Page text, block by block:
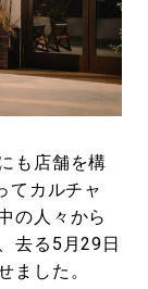
も店舗を構
てカルチャ
の人々から
去る5月29日
ました。